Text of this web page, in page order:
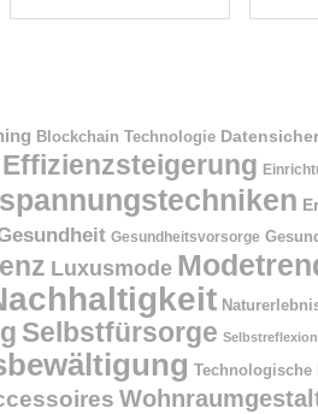
Blockchain Technologie
Effizienzsteigerung
Gesundheitsvorsorge
Luxusmode
Selbstfürsorge Selbstreflexion
Technologische